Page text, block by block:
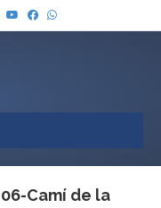
Camí de la